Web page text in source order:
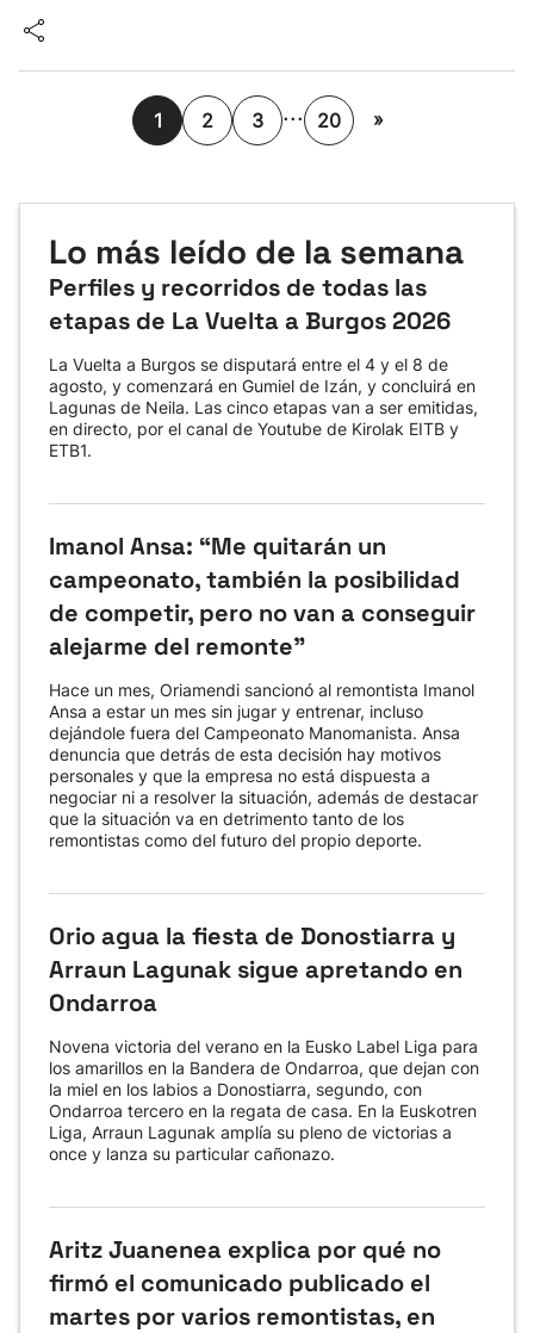
1 2 3 ... 20 »
Lo más leído de la semana
Perfiles y recorridos de todas las
etapas de La Vuelta a Burgos 2026
La Vuelta a Burgos se disputará entre el 4 y el 8 de
agosto, y comenzará en Gumiel de Izán, y concluirá en
Lagunas de Neila. Las cinco etapas van a ser emitidas,
en directo, por el canal de Youtube de Kirolak EITB y
ETB1.
Imanol Ansa: “Me quitarán un
campeonato, también la posibilidad
de competir, pero no van a conseguir
alejarme del remonte"
Hace un mes, Oriamendi sancionó al remontista Imanol
Ansa a estar un mes sin jugar y entrenar, incluso
dejándole fuera del Campeonato Manomanista. Ansa
denuncia que detrás de esta decisión hay motivos
personales y que la empresa no está dispuesta a
negociar ni a resolver la situación, además de destacar
que la situación va en detrimento tanto de los
remontistas como del futuro del propio deporte.
Orio agua la fiesta de Donostiarra y
Arraun Lagunak sigue apretando en
Ondarroa
Novena victoria del verano en la Eusko Label Liga para
los amarillos en la Bandera de Ondarroa, que dejan con
la miel en los labios a Donostiarra, segundo, con
Ondarroa tercero en la regata de casa. En la Euskotren
Liga, Arraun Lagunak amplía su pleno de victorias a
once y lanza su particular cañonazo.
Aritz Juanenea explica por qué no
firmó el comunicado publicado el
martes por varios remontistas, en